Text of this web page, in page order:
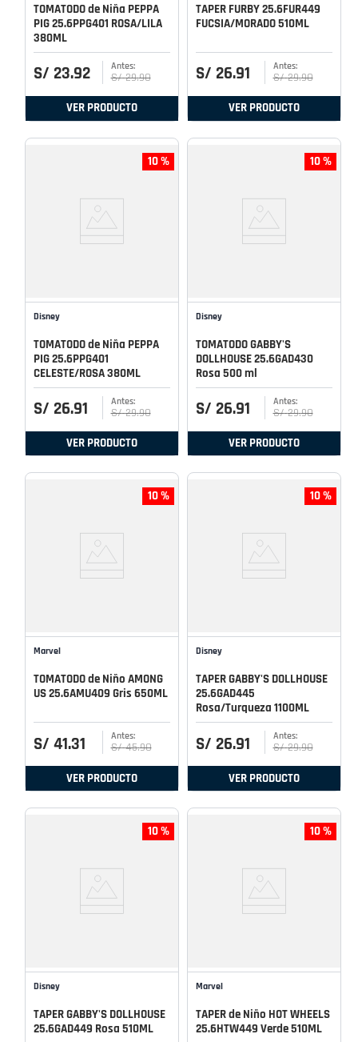
TOMATODO de Niña PEPPA
PIG 25.6PPG401 ROSA/LILA
380ML
S/ 23.92 S/ 29.90
VER PRODUCTO
TAPER FURBY 25.6FUR449
FUCSIA/MORADO 510ML
S/ 26.91 S/ 29.90
VER PRODUCTO
10 %
Disney
TOMATODO de Niña PEPPA
PIG 25.6PPG401
CELESTE/ROSA 380ML
S/ 26.91 S/ 29.90
VER PRODUCTO
10 %
Disney
TOMATODO GABBY'S
DOLLHOUSE 25.6GAD430
Rosa 500 ml
S/ 26.91 S/ 29.90
VER PRODUCTO
10 %
Marvel
TOMATODO de Niño AMONG
US 25.6AMU409 Gris 650ML
S/ 41.31 S/ 45.90
VER PRODUCTO
10 %
Disney
TAPER GABBY'S DOLLHOUSE
25.6GAD445
Rosa/Turqueza 1100ML
S/ 26.91 S/ 29.90
VER PRODUCTO
10 %
Disney
TAPER GABBY'S DOLLHOUSE
25.6GAD449 Rosa 510ML
10 %
Marvel
TAPER de Niño HOT WHEELS
25.6HTW449 Verde 510ML